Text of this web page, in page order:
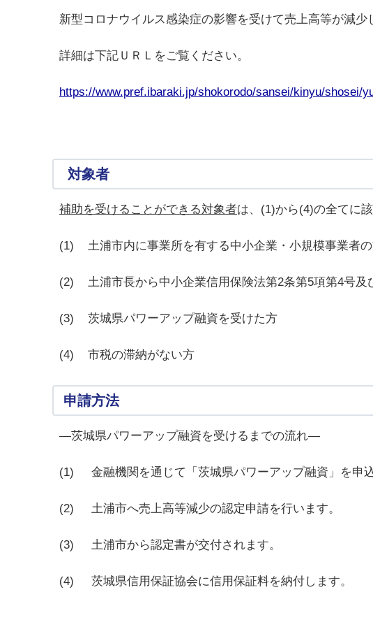
新型コロナウイルス感染症の影響を受けて売上高等が減
詳細は下記ＵＲＬをご覧ください。
https://www.pref.ibaraki.jp/shokorodo/sansei/kinyu/shosei/
対象者
補助を受けることができる対象者は、(1)から(4)の全てに該
(1) 土浦市内に事業所を有する中小企業・小規模事業者
(2) 土浦市長から中小企業信用保険法第2条第5項第4号及
(3) 茨城県パワーアップ融資を受けた方
(4) 市税の滞納がない方
申請方法
―茨城県パワーアップ融資を受けるまでの流れ―
(1) 金融機関を通じて「茨城県パワーアップ融資」を申込
(2) 土浦市へ売上高等減少の認定申請を行います。
(3) 土浦市から認定書が交付されます。
(4) 茨城県信用保証協会に信用保証料を納付します。